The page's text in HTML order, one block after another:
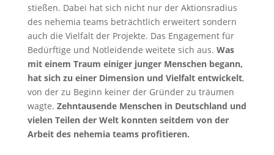
stießen. Dabei hat sich nicht nur der Aktionsradius
des nehemia teams beträchtlich erweitert sondern
auch die Vielfalt der Projekte. Das Engagement für
Bedürftige und Notleidende weitete sich aus. Was
mit einem Traum einiger junger Menschen begann,
hat sich zu einer Dimension und Vielfalt entwickelt,
von der zu Beginn keiner der Gründer zu träumen
wagte. Zehntausende Menschen in Deutschland und
vielen Teilen der Welt konnten seitdem von der
Arbeit des nehemia teams profitieren.